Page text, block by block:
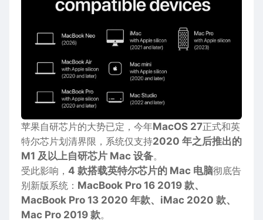
苹果自研芯片的大势已定，今年MacOS 27正式和英
特尔芯片划清界限，系统仅支持2020 年之后推出的
M1 及以上自研芯片 Mac 设备。
受此影响， 4 款搭载英特尔芯片的 Mac 电脑彻底告
别新版系统： MacBook Pro 16 2019 款、
MacBook Pro 13 2020 年款、iMac 2020 款、
Mac Pro 2019 款。